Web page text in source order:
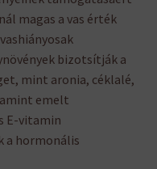
magas a vas érték
bizotsítják a
mint aronia, céklalé,
emelt
E-vitamin
a hormonális